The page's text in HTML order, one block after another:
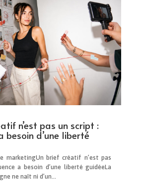
n’est pas un script :
besoin d’une liberté
marketingUn brief créatif n’est pas
a besoin d’une liberté guidéeLa
ne naît ni d’un...